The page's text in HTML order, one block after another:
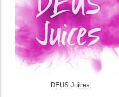
DEUS Juices